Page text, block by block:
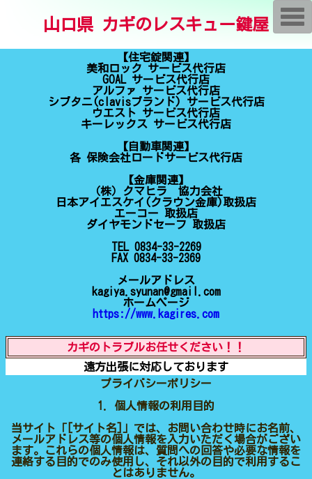
山口県 カギのレスキュー鍵屋
【住宅錠関連】
美和ロック サービス代行店
GOAL サービス代行店
アルファ サービス代行店
シブタニ(clavisブランド) サービス代行店
ウエスト サービス代行店
キーレックス サービス代行店
【自動車関連】
各 保険会社ロードサービス代行店
【金庫関連】
（株）クマヒラ 協力会社
日本アイエスケイ(クラウン金庫)取扱店
エーコー 取扱店
ダイヤモンドセーフ 取扱店
TEL 0834-33-2269
FAX 0834-33-2369
メールアドレス
kagiya.syunan@gmail.com
ホームページ
https://www.kagires.com
カギのトラブルお任せください！！
遠方出張に対応しております
プライバシーポリシー
1. 個人情報の利用目的
当サイト「[サイト名]」では、お問い合わせ時にお名前、
メールアドレス等の個人情報を入力いただく場合がござい
ます。これらの個人情報は、質問への回答や必要な情報を
連絡する目的でのみ使用し、それ以外の目的で利用するこ
とはありません。
T
o
g